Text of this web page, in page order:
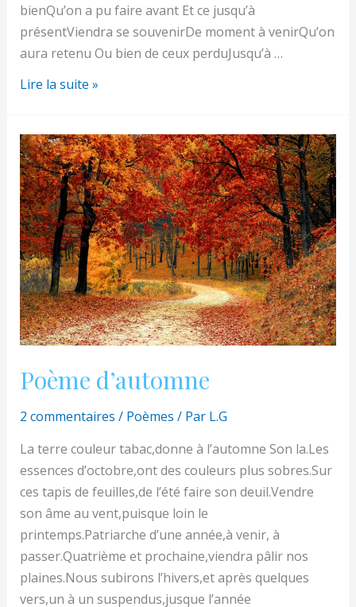
bienQu’on a pu faire avant Et ce jusqu’à
présentViendra se souvenirDe moment à venirQu’on
aura retenu Ou bien de ceux perduJusqu’à …
Mémoire
pas
Lire la suite »
Poème d’automne
2 commentaires / Poèmes / Par L.G
La terre couleur tabac,donne à l’automne Son la.Les
essences d’octobre,ont des couleurs plus sobres.Sur
ces tapis de feuilles,de l’été faire son deuil.Vendre
son âme au vent,puisque loin le
printemps.Patriarche d’une année,à venir, à
passer.Quatrième et prochaine,viendra pâlir nos
plaines.Nous subirons l’hivers,et après quelques
vers,un à un suspendus,jusque l’année